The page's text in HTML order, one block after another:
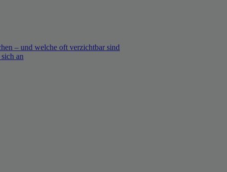
– und welche oft verzichtbar sind
an